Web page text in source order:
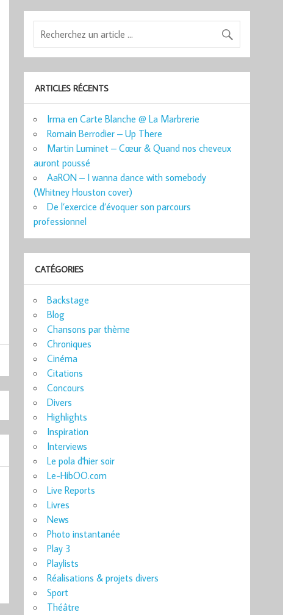
ARTICLES RÉCENTS
Irma en Carte Blanche @ La Marbrerie
Romain Berrodier – Up There
Martin Luminet – Cœur & Quand nos cheveux
auront poussé
AaRON – I wanna dance with somebody
(Whitney Houston cover)
De l’exercice d’évoquer son parcours
professionnel
CATÉGORIES
Backstage
Blog
Chansons par thème
Chroniques
Cinéma
Citations
Concours
Divers
Highlights
Inspiration
Interviews
Le pola d'hier soir
Le-HibOO.com
Live Reports
Livres
News
Photo instantanée
Play 3
Playlists
Réalisations & projets divers
Sport
Théâtre